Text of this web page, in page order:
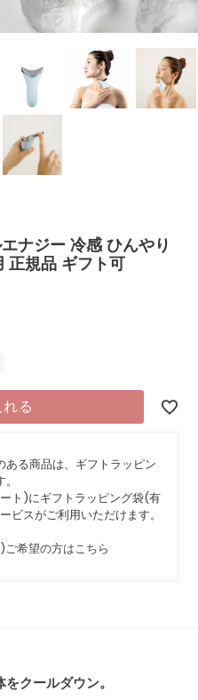
ナジー 冷感 ひんやり
正規品 ギフト可
る
ある商品は、ギフトラッピン
ト)にギフトラッピング袋(有
ビスがご利用いただけます。
希望の方はこちら
クールダウン。